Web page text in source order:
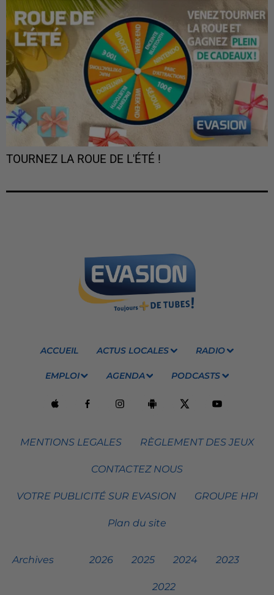
TOURNEZ LA ROUE DE L'ÉTÉ !
ACCUEIL ACTUS LOCALES RADIO
EMPLOI AGENDA PODCASTS
MENTIONS LEGALES RÈGLEMENT DES JEUX
CONTACTEZ NOUS
VOTRE PUBLICITÉ SUR EVASION GROUPE HPI
Plan du site
Archives 2026 2025 2024 2023
2022